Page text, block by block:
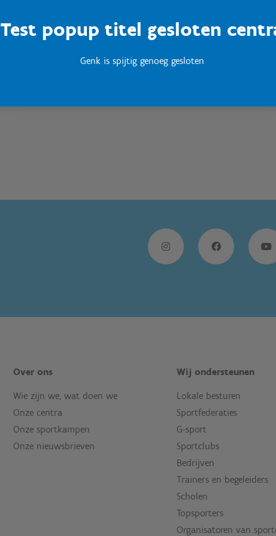
Test popup titel gesloten
Genk is spijtig genoeg gesloten
Sport Vlaanderen
Over ons
Wie zijn we, wat doen we
Onze centra
Onze sportkampen
Onze nieuwsbrieven
Wij ondersteunen
Lokale besturen
Sportfederaties
G-sport
Sportclubs
Bedrijven
Trainers en begeleiders
Scholen
Topsporters
Organisatoren van